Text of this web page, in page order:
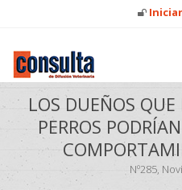
LOS DUEÑOS
PERROS
Nº285,